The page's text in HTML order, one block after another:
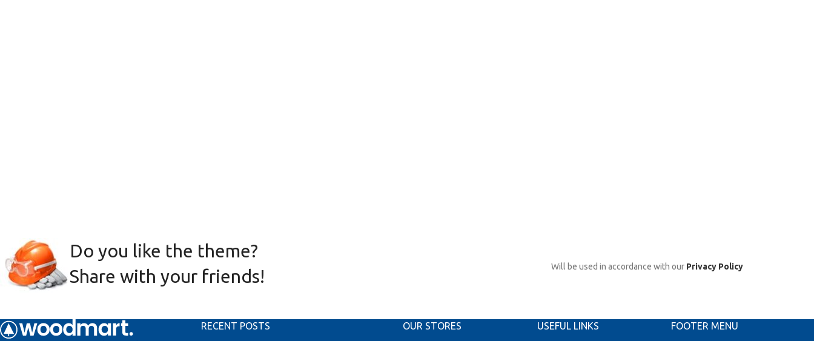
Do you like the theme?
Share with your friends!
Will be used in accordance with our Privacy Policy
RECENT POSTS OUR STORES USEFUL LINKS FOOTER MENU